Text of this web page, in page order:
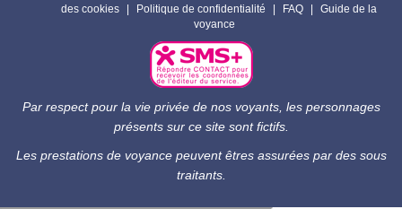
des cookies
Politique de confidentialité FAQ
Guide de la
voyance
Par respect pour la vie privée de nos voyants, les personnages
présents sur ce site sont fictifs.
Les prestations de voyance peuvent êtres assurées par des sous
traitants.